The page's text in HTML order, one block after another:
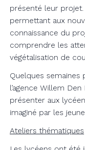
présenté leur
permettant aux
connaissance du
comprendre les
végétalisation de
Quelques
l’agence Willem
présenter aux
imaginé par les
Ateliers thématiques